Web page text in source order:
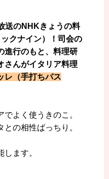
送のNHKきょうの料
クナイン）！司会の
進行のもと、料理研
さんがイタリア料理
レ（手打ちパス
でよく使うきのこ。
の相性ばっちり。
ます。